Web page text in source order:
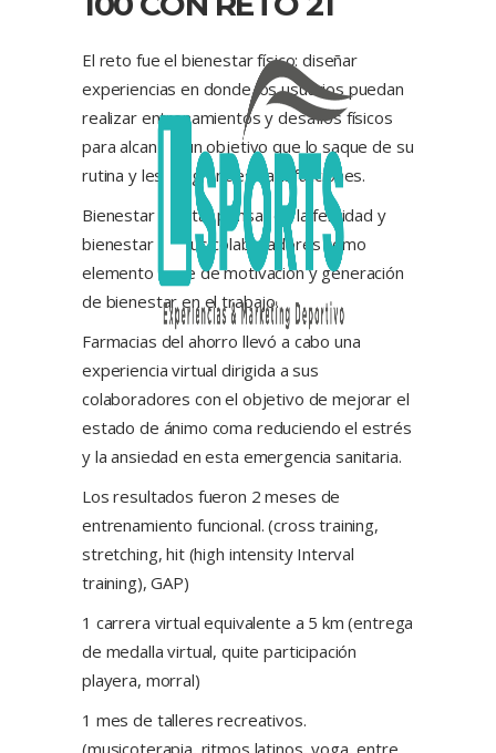
El reto fue el bienestar físico: diseñar
experiencias en donde los usuarios puedan
realizar entrenamientos y desafíos físicos
para alcanzar un objetivo que lo saque de su
rutina y les dé grandes satisfacciones.
Bienestar mental: pensar en la felicidad y
bienestar de sus colaboradores como
elemento clave de motivación y generación
de bienestar en el trabajo.
Farmacias del ahorro llevó a cabo una
experiencia virtual dirigida a sus
colaboradores con el objetivo de mejorar el
estado de ánimo coma reduciendo el estrés
y la ansiedad en esta emergencia sanitaria.
Los resultados fueron 2 meses de
entrenamiento funcional. (cross training,
stretching, hit (high intensity Interval
training), GAP)
1 carrera virtual equivalente a 5 km (entrega
de medalla virtual, quite participación
playera, morral)
1 mes de talleres recreativos.
(musicoterapia, ritmos latinos, yoga, entre